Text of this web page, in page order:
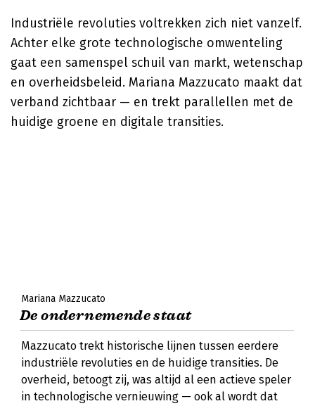
Industriële revoluties voltrekken zich niet vanzelf.
Achter elke grote technologische omwenteling
gaat een samenspel schuil van markt, wetenschap
en overheidsbeleid. Mariana Mazzucato maakt dat
verband zichtbaar — en trekt parallellen met de
huidige groene en digitale transities.
Mariana Mazzucato
De ondernemende staat
Mazzucato trekt historische lijnen tussen eerdere
industriële revoluties en de huidige transities. De
overheid, betoogt zij, was altijd al een actieve speler
in technologische vernieuwing — ook al wordt dat